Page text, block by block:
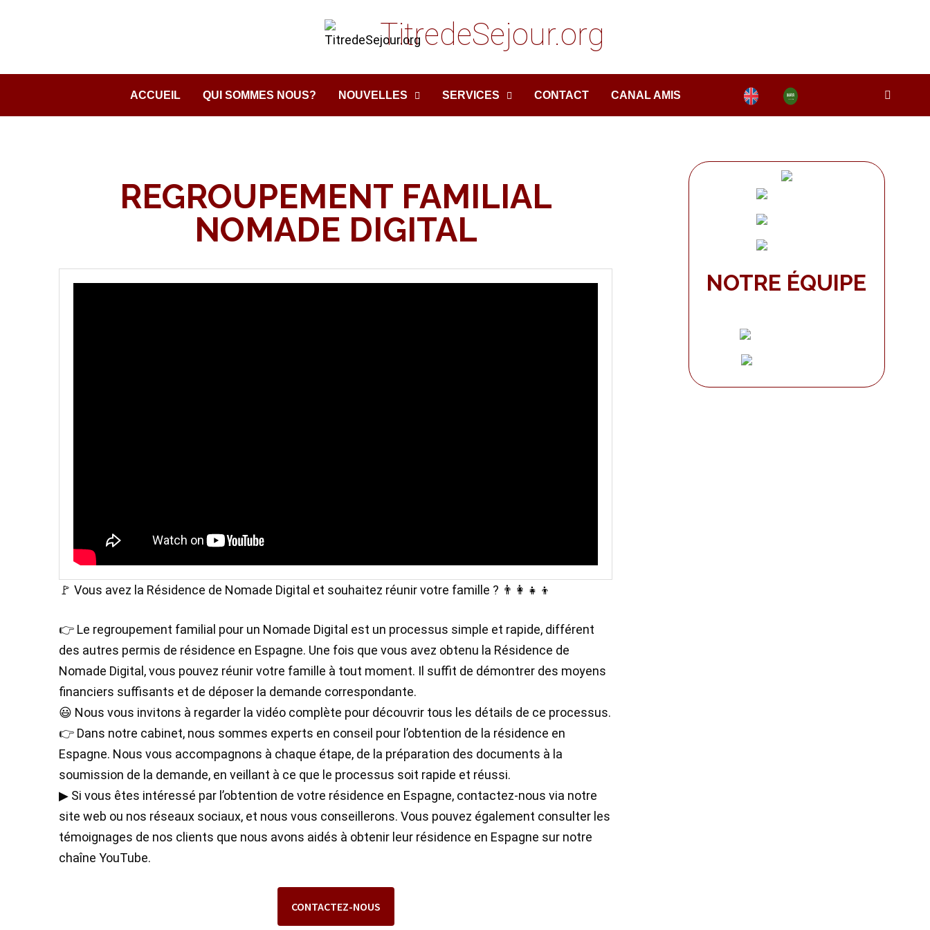
TitredeSejour.org
ACCUEIL QUI SOMMES NOUS? NOUVELLES SERVICES CONTACT CANAL AMIS
REGROUPEMENT FAMILIAL
NOMADE DIGITAL
🚩 Vous avez la Résidence de Nomade Digital et souhaitez réunir votre famille ? 👨‍👩‍👧‍👦
👉 Le regroupement familial pour un Nomade Digital est un processus simple et rapide, différent
des autres permis de résidence en Espagne. Une fois que vous avez obtenu la Résidence de
Nomade Digital, vous pouvez réunir votre famille à tout moment. Il suffit de démontrer des moyens
financiers suffisants et de déposer la demande correspondante.
😃 Nous vous invitons à regarder la vidéo complète pour découvrir tous les détails de ce processus.
👉 Dans notre cabinet, nous sommes experts en conseil pour l’obtention de la résidence en
Espagne. Nous vous accompagnons à chaque étape, de la préparation des documents à la
soumission de la demande, en veillant à ce que le processus soit rapide et réussi.
▶ Si vous êtes intéressé par l’obtention de votre résidence en Espagne, contactez-nous via notre
site web ou nos réseaux sociaux, et nous vous conseillerons. Vous pouvez également consulter les
témoignages de nos clients que nous avons aidés à obtenir leur résidence en Espagne sur notre
chaîne YouTube.
CONTACTEZ-NOUS
NOTRE ÉQUIPE